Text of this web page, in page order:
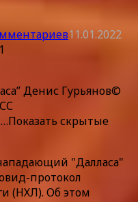
11.01.2022
Денис Гурьянов©
…Показать скрытые
"Далласа"
протокол
(НХЛ). Об этом